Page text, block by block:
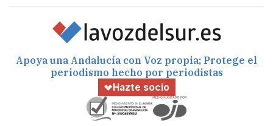
Apoya una Andalucía con Voz propia; Protege el
periodismo hecho por periodistas
Hazte socio